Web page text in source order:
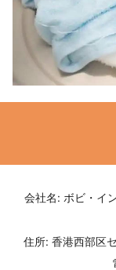
会社名: ボビ・イ
住所: 香港西部区